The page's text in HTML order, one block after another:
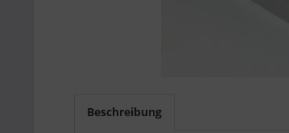
Beschreibung